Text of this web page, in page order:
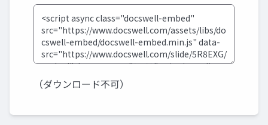
（ダウンロード不可）